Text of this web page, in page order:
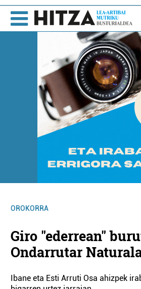
OROKORRA
Giro "ederrean"
Ondarrutar
Ibane eta Esti Arruti Osa ahizpek